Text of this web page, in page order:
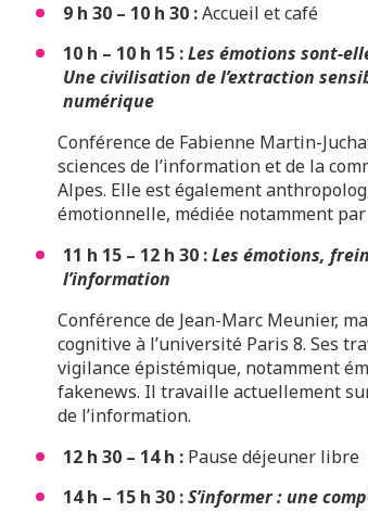
9 h 30 – 10 h 30 :Accueil et café
10 h – 10 h 15 :Les émotions sont-
Une civilisation de l’extraction
numérique
Conférence de Fabienne Martin-
sciences de l’information et de la
Alpes. Elle est également
émotionnelle, médiée notamment
11 h 15 – 12 h 30 :Les émotions,
l’information
Conférence de Jean-Marc Meunier,
cognitive à l’université Paris 8. Ses
vigilance épistémique, notamment
fakenews. Il travaille actuellement
de l’information.
12 h 30 – 14 h : Pause déjeuner libre
14 h – 15 h 30 :S’informer : une